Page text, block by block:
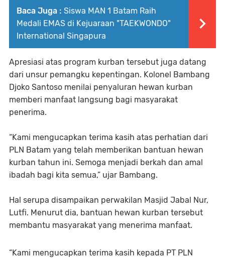
Baca Juga : Siswa MAN 1 Batam Raih
Medali EMAS di Kejuaraan "TAEKWONDO"
International Singapura
Apresiasi atas program kurban tersebut juga datang
dari unsur pemangku kepentingan. Kolonel Bambang
Djoko Santoso menilai penyaluran hewan kurban
memberi manfaat langsung bagi masyarakat
penerima.
“Kami mengucapkan terima kasih atas perhatian dari
PLN Batam yang telah memberikan bantuan hewan
kurban tahun ini. Semoga menjadi berkah dan amal
ibadah bagi kita semua,” ujar Bambang.
Hal serupa disampaikan perwakilan Masjid Jabal Nur,
Lutfi. Menurut dia, bantuan hewan kurban tersebut
membantu masyarakat yang menerima manfaat.
“Kami mengucapkan terima kasih kepada PT PLN